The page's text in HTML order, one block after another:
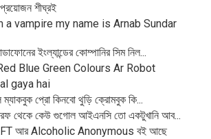
শীঘ্রই
a vampire my name is Arnab Sundar
ইংল্যান্ডের কোম্পানির সিম নিল...
Blue Green Colours Ar Robot
gaya hai
ম্যাকবুক প্রো কিনবো থুড়ি ক্রোমবুক কি...
থেকে কেউ গুগোল আইএনসি তো একটুখানি আব...
আর Alcoholic Anonymous বই আছে